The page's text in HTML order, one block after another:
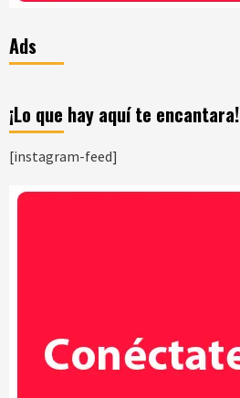
Ads
¡Lo que hay aquí te encantara!
[instagram-feed]